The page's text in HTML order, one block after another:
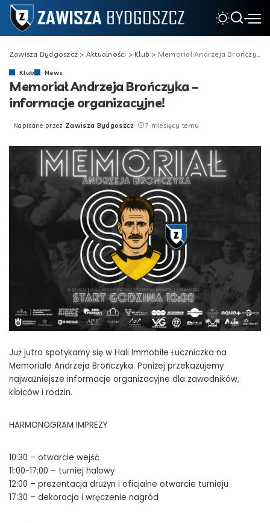
Zawisza Bydgoszcz > Aktualności > Klub > Memoriał Andrzeja Brończyka – informacje organizacyjne!
Klub News
Memoriał Andrzeja Brończyka –
informacje organizacyjne!
Posted
Napisane przez Zawisza Bydgoszcz 7 miesięcy temu
Już jutro spotykamy się w Hali Immobile Łuczniczka na
Memoriale Andrzeja Brończyka. Poniżej przekazujemy
najważniejsze informacje organizacyjne dla zawodników,
kibiców i rodzin.
HARMONOGRAM IMPREZY
10:30 – otwarcie wejść
11:00-17:00 – turniej halowy
12:00 – prezentacja drużyn i oficjalne otwarcie turnieju
17:30 – dekoracja i wręczenie nagród